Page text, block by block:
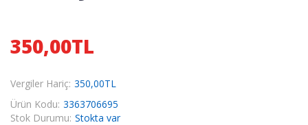
350,00TL
Vergiler Hariç: 350,00TL
Ürün Kodu: 3363706695
Stok Durumu: Stokta var